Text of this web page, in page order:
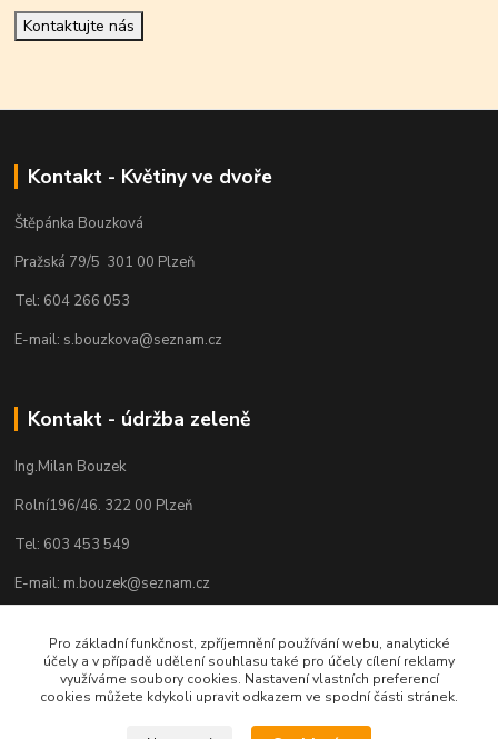
Kontaktujte nás
Kontakt - Květiny ve dvoře
Štěpánka Bouzková
Pražská 79/5 301 00 Plzeň
Tel: 604 266 053
E-mail: s.bouzkova@seznam.cz
Kontakt - údržba zeleně
Ing.Milan Bouzek
Rolní196/46. 322 00 Plzeň
Tel: 603 453 549
E-mail: m.bouzek@seznam.cz
Pro základní funkčnost, zpříjemnění používání webu, analytické
účely a v případě udělení souhlasu také pro účely cílení reklamy
využíváme soubory cookies. Nastavení vlastních preferencí
cookies můžete kdykoli upravit odkazem ve spodní části stránek.